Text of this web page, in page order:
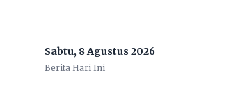
Sabtu, 8 Agustus 2026
Berita Hari Ini